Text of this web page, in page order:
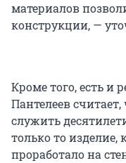
материалов
конструкции, —
Кроме того, есть и
Пантелеев
служить
только то изделие,
проработало на